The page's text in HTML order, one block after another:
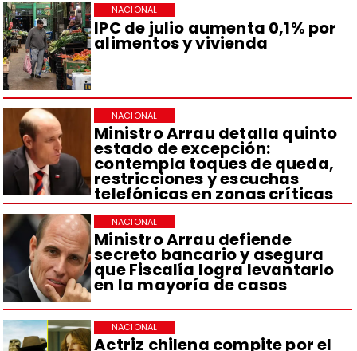
IPC de julio aumenta 0,1% por
alimentos y vivienda
NACIONAL
Ministro Arrau detalla quinto
estado de excepción:
contempla toques de queda,
restricciones y escuchas
telefónicas en zonas críticas
NACIONAL
Ministro Arrau defiende
secreto bancario y asegura
que Fiscalía logra levantarlo
en la mayoría de casos
NACIONAL
Actriz chilena compite por el
NACIONAL